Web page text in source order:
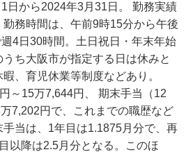
から2024年3月31日。 勤務実績
務時間は、午前9時15分から午後
4日30時間。土日祝日・年末年始
ち大阪市が指定する日は休みと
、育児休業等制度などあり。
～15万7,644円、 期末手当（12
7,202円で、これまでの職歴など
当は、1年目は1.1875月分で、再
以降は2.5月分となる。このほ